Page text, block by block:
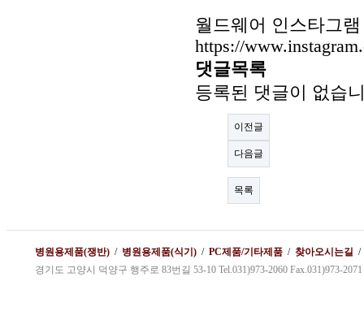
월드웨어 인스타그
https://
댓글목록
등록된 댓글이 없습
이전글
다음글
목록
병원용제품(쟁반) / 병원용제품(식기) / PC제품/기타제품 / 찾아오시는길
경기도 고양시 덕양구 행주로 83번길 53-10 Tel.031)973-2060 Fax.031)973-